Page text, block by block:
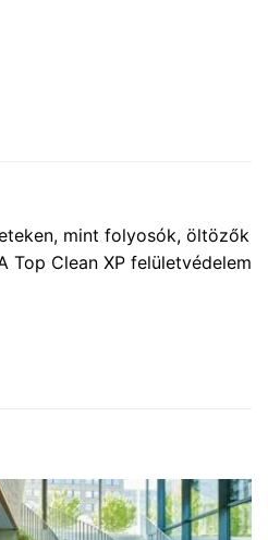
mint folyosók, öltözők
Clean XP felületvédelem